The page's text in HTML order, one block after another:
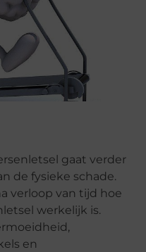
gaat verder
de fysieke schade.
verloop van tijd hoe
werkelijk is.
en